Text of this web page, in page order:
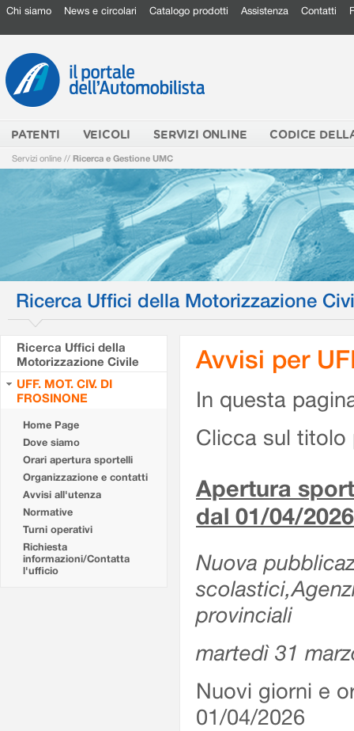
Chi siamo News e circolari Catalogo prodotti Assistenza Contatti
PATENTI VEICOLI SERVIZI ONLINE CODICE
Servizi online // Ricerca e Gestione UMC
Ricerca Uffici della Motorizzazione
Ricerca Uffici della
Motorizzazione Civile
UFF. MOT. CIV. DI
FROSINONE
Home Page
Dove siamo
Orari apertura sportelli
Organizzazione e contatti
Avvisi all'utenza
Normative
Turni operativi
Richiesta
informazioni/Contatta
l'ufficio
Avvisi per
In questa
Clicca sul titolo
Apertura
dal 01/04/2026
Nuova
provinciali
martedì 31
Nuovi giorni e
01/04/2026